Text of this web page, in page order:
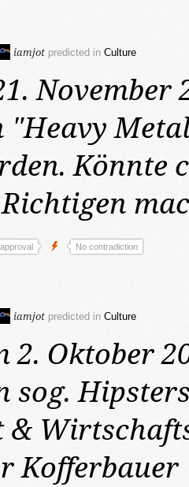
iamjot predicted in Culture
November
"Heavy
Könnte
No contradiction
iamjot predicted in Culture
2. Oktober
sog.
&
Kofferbauer